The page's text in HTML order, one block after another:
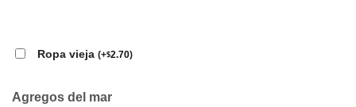
Ropa vieja (+$2.70)
Agregos del mar